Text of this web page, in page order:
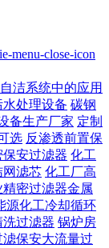
洁系统中的应用
水处理设备 碳钢
备生产厂家 定制
选‌ 反渗透前置保
安过滤器 化工
网滤芯 化工厂高
密过滤器金属
源化工冷却循环
过滤器 锅炉房
保安大流量过